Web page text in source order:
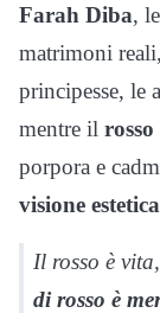
Farah Diba,
matrimoni
principesse, le
mentre il
porpora e
visione estetica
Il rosso è
di rosso è